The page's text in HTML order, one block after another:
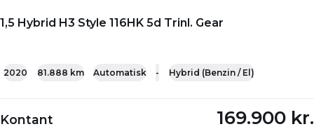
1,5 Hybrid H3 Style 116HK 5d Trinl. Gear
2020 81.888 km Automatisk - Hybrid (Benzin / El)
Kontant 169.900 kr.